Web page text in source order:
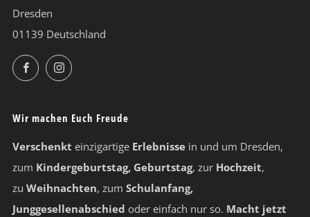
Dresden
01139 Deutschland
FacebookInstagram
Wir machen Euch Freude
Verschenkt einzigartige Erlebnisse in und um Dresden,
zum Kindergeburtstag, Geburtstag, zur Hochzeit,
zu Weihnachten, zum Schulanfang,
Junggesellenabschied oder einfach nur so. Macht jetzt